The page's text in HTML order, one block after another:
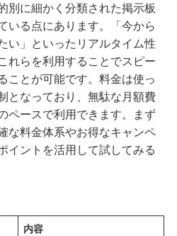
別に細かく分類された掲示板
いる点にあります。「今から
い」といったリアルタイム性
れらを利用することでスピー
ことが可能です。料金は使っ
となっており、無駄な月額費
ペースで利用できます。まず
な料金体系やお得なキャンペ
イントを活用して試してみる
内容